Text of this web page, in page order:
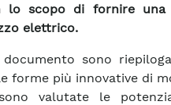
lo scopo di fornire una
elettrico.
documento sono
forme più innovative di
valutate le